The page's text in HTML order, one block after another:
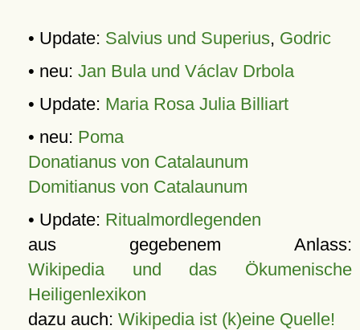
• Update: Salvius und Superius, Godric
• neu: Jan Bula und Václav Drbola
• Update: Maria Rosa Julia Billiart
• neu: Poma
Donatianus von Catalaunum
Domitianus von Catalaunum
• Update: Ritualmordlegenden
aus gegebenem Anlass:
Wikipedia und das Ökumenische
Heiligenlexikon
dazu auch: Wikipedia ist (k)eine Quelle!